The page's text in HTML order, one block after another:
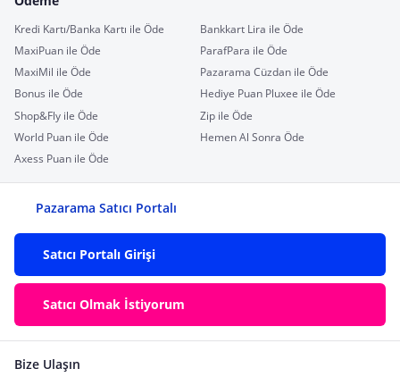
Kredi Kartı/Banka Kartı ile Öde
Bankkart Lira ile Öde
MaxiPuan ile Öde
ParafPara ile Öde
MaxiMil ile Öde
Pazarama Cüzdan ile Öde
Bonus ile Öde
Hediye Puan Pluxee ile Öde
Shop&Fly ile Öde
Zip ile Öde
World Puan ile Öde
Hemen Al Sonra Öde
Axess Puan ile Öde
Pazarama Satıcı Portalı
Satıcı Portalı Girişi
Satıcı Olmak İstiyorum
Bize Ulaşın